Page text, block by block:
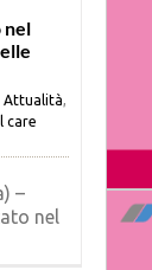
nel
Attualità,
care
–
nel